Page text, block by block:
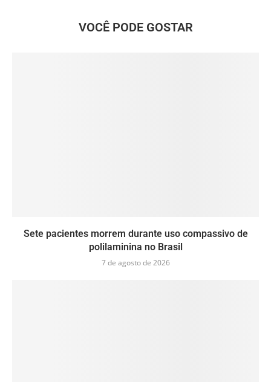
VOCÊ PODE GOSTAR
Sete pacientes morrem durante uso compassivo de
polilaminina no Brasil
7 de agosto de 2026